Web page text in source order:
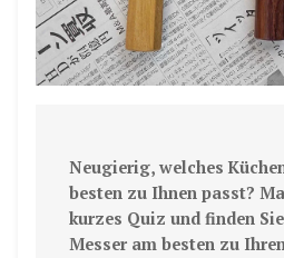
Neugierig, welches
besten zu Ihnen passt?
kurzes Quiz und finden
Messer am besten zu